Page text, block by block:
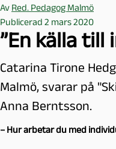
m
ö
Av Red. Pedagog Malmö
Publicerad 2 mars 2020
”En källa till
Catarina Tirone
Malmö, svarar på
Anna Berntsson.
– Hur arbetar du med